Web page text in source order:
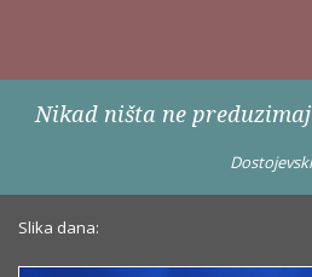
Nikad ništa ne
Dostojevski
Slika dana: